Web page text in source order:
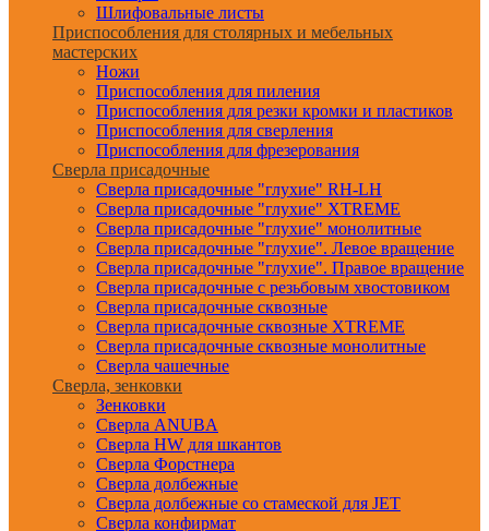
Шлифовальные листы
Приспособления для столярных и мебельных
мастерских
Ножи
Приспособления для пиления
Приспособления для резки кромки и пластиков
Приспособления для сверления
Приспособления для фрезерования
Сверла присадочные
Сверла присадочные "глухие" RH-LH
Сверла присадочные "глухие" XTREME
Сверла присадочные "глухие" монолитные
Сверла присадочные "глухие". Левое вращение
Сверла присадочные "глухие". Правое вращение
Сверла присадочные с резьбовым хвостовиком
Сверла присадочные сквозные
Сверла присадочные сквозные XTREME
Сверла присадочные сквозные монолитные
Сверла чашечные
Сверла, зенковки
Зенковки
Сверла ANUBA
Сверла HW для шкантов
Сверла Форстнера
Сверла долбежные
Сверла долбежные со стамеской для JET
Сверла конфирмат